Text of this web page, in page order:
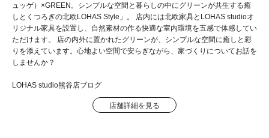
ュッゲ）×GREEN。シンプルな空間と暮らしの中にグリーンが共生する癒
しとくつろぎの北欧LOHAS Style」。 店内には北欧家具とLOHAS studioオ
リジナル家具を設置し、自然素材の作る快適な室内環境を五感で体感してい
ただけます。 店の内外に置かれたグリーンが、シンプルな空間に癒しと彩
りを添えています。心地よい空間で安らぎながら、家づくりについてお話を
しませんか？
LOHAS studio熊谷店ブログ
店舗詳細を見る